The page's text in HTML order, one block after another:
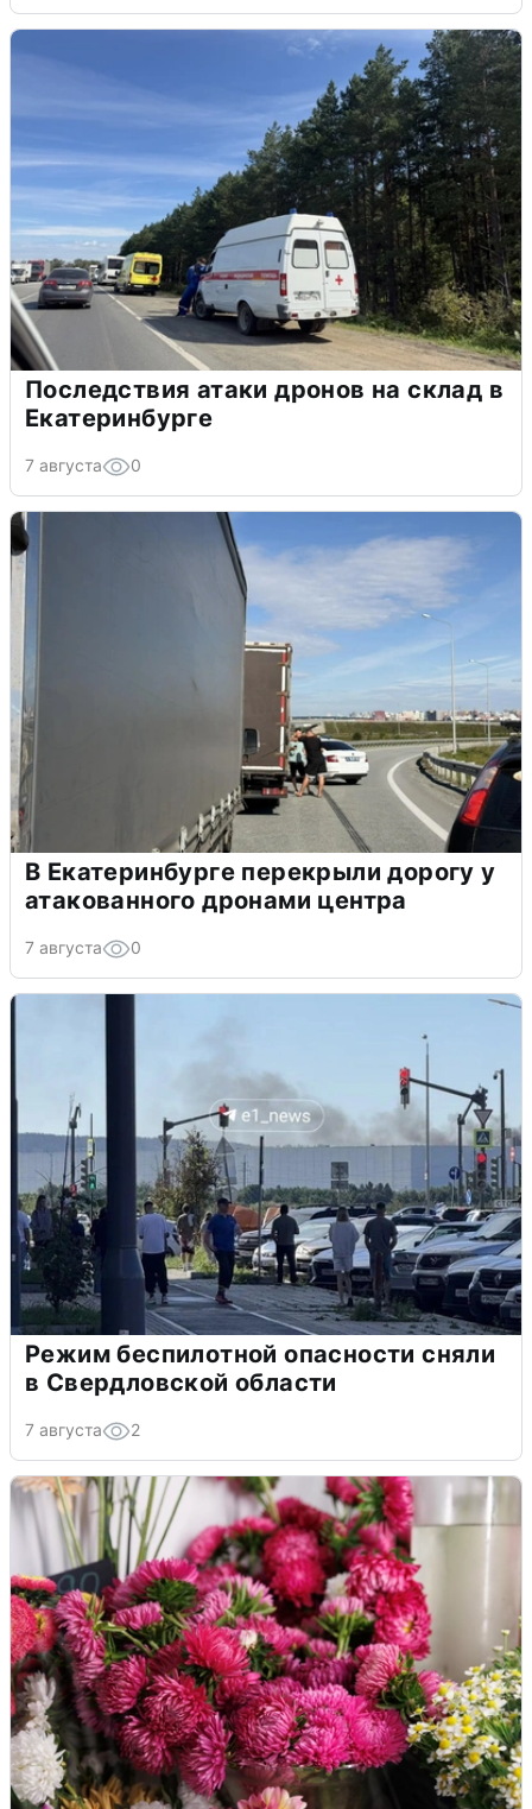
Последствия атаки дронов на склад в
Екатеринбурге
7 августа 0
В Екатеринбурге перекрыли дорогу у
атакованного дронами центра
7 августа 0
Режим беспилотной опасности сняли
в Свердловской области
7 августа 2